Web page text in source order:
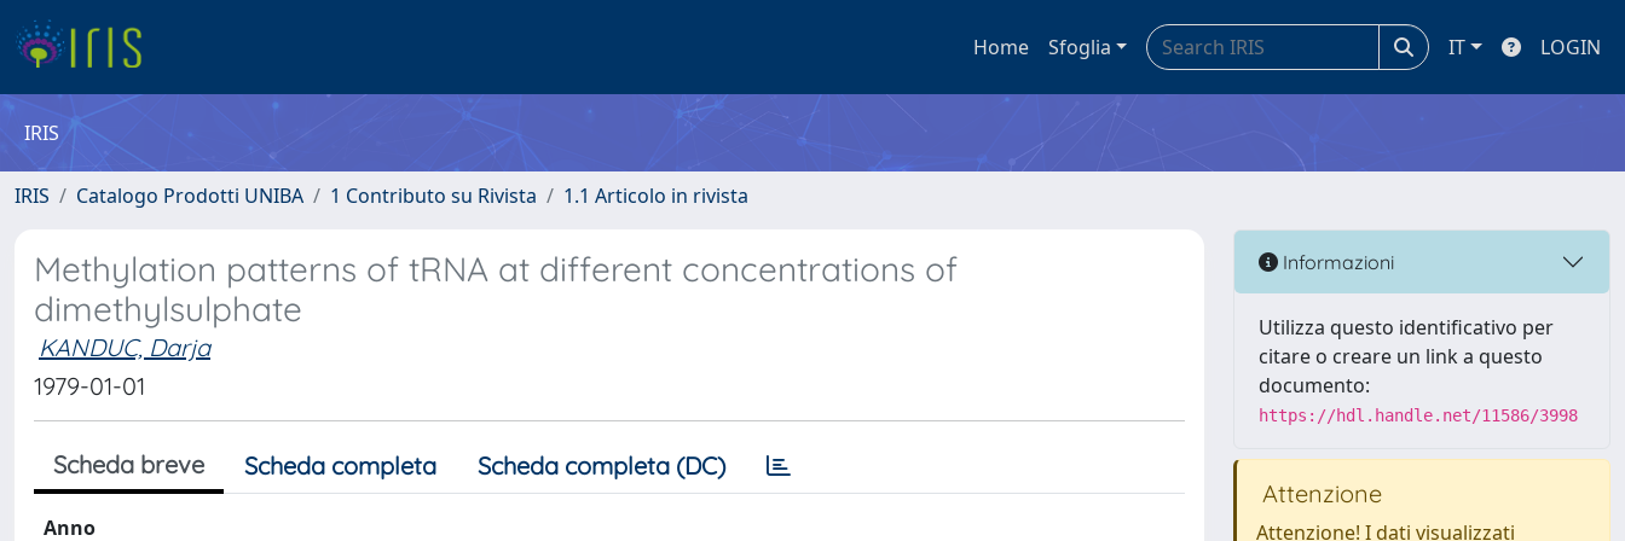
Home Sfoglia IT LOGIN
IRIS
IRIS Catalogo Prodotti UNIBA 1 Contributo su Rivista 1.1 Articolo in rivista
Methylation patterns of tRNA at different concentrations of
dimethylsulphate
KANDUC, Darja
1979-01-01
Scheda breve Scheda completa Scheda completa (DC)
Anno
Informazioni
Utilizza questo identificativo per
citare o creare un link a questo
documento:
https://hdl.handle.net/11586/3998
Attenzione
Attenzione! I dati visualizzati